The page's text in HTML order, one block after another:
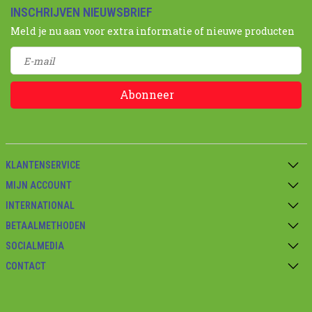
INSCHRIJVEN NIEUWSBRIEF
Meld je nu aan voor extra informatie of nieuwe producten
Abonneer
KLANTENSERVICE
MIJN ACCOUNT
INTERNATIONAL
BETAALMETHODEN
SOCIALMEDIA
CONTACT